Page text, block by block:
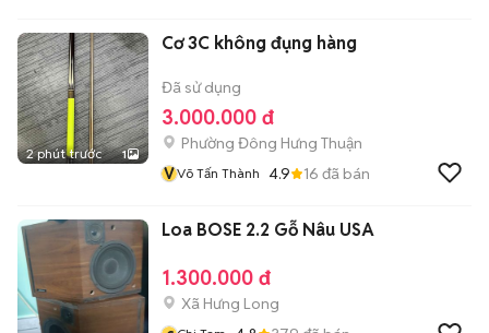
2 phút trước 1
Cơ 3C không đụng hàng
Đã sử dụng
3.000.000 đ
Phường Đông Hưng Thuận
VVõ Tấn Thành 4.9 16 đã bán
Loa BOSE 2.2 Gỗ Nâu USA
1.300.000 đ
Xã Hưng Long